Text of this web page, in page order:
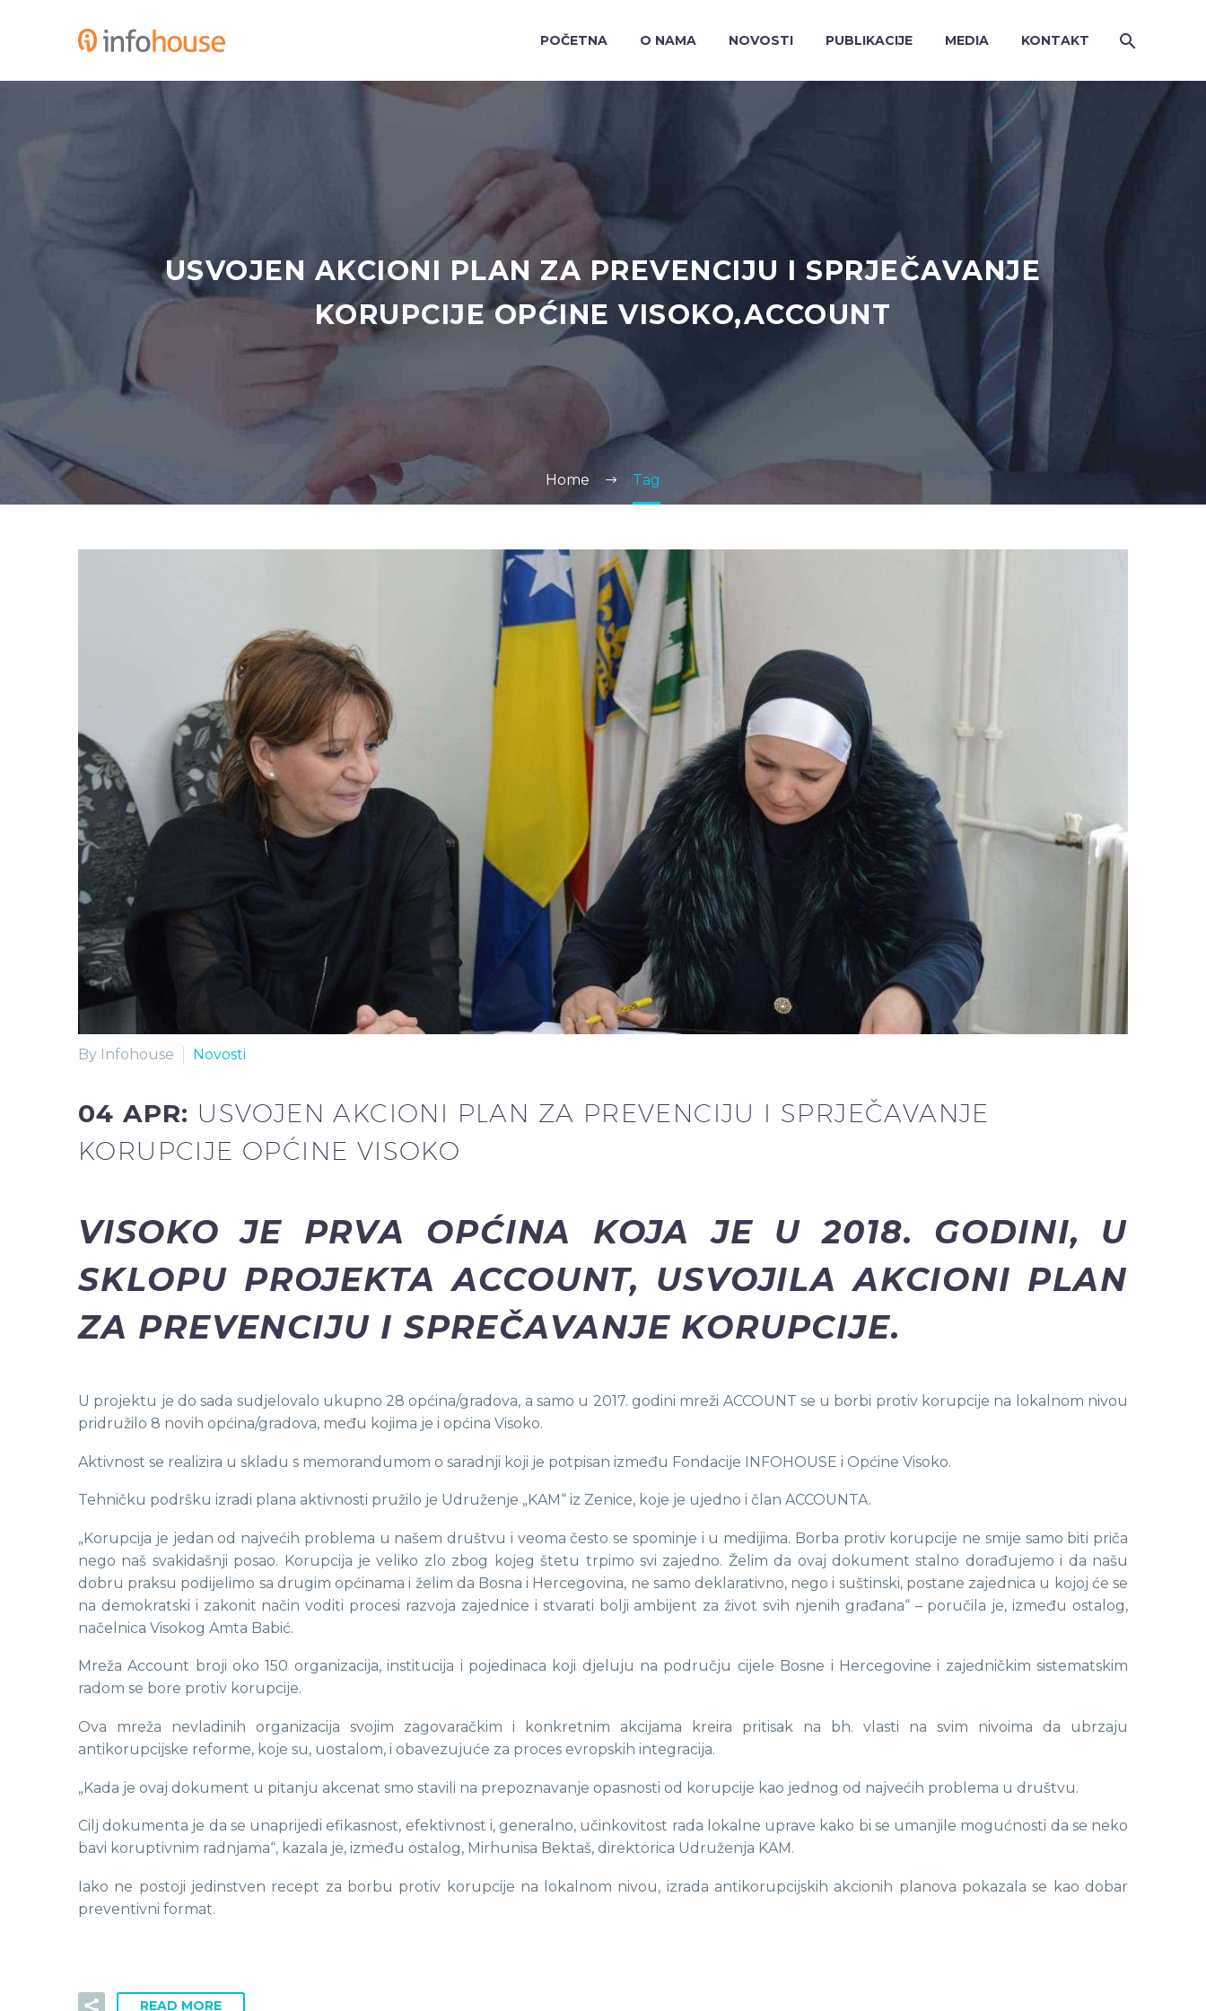
POČETNA O NAMA NOVOSTI PUBLIKACIJE MEDIA KONTAKT
USVOJEN AKCIONI PLAN ZA PREVENCIJU I SPRJEČAVANJE
KORUPCIJE OPĆINE VISOKO,ACCOUNT
Home Tag
By Infohouse Novosti
04 APR: USVOJEN AKCIONI PLAN ZA PREVENCIJU I SPRJEČAVANJE
KORUPCIJE OPĆINE VISOKO
VISOKO JE PRVA OPĆINA KOJA JE U 2018. GODINI, U
SKLOPU PROJEKTA ACCOUNT, USVOJILA AKCIONI PLAN
ZA PREVENCIJU I SPREČAVANJE KORUPCIJE.
U projektu je do sada sudjelovalo ukupno 28 općina/gradova, a samo u 2017. godini mreži ACCOUNT se u borbi protiv korupcije na lokalnom nivou
pridružilo 8 novih općina/gradova, među kojima je i općina Visoko.
Aktivnost se realizira u skladu s memorandumom o saradnji koji je potpisan između Fondacije INFOHOUSE i Općine Visoko.
Tehničku podršku izradi plana aktivnosti pružilo je Udruženje „KAM“ iz Zenice, koje je ujedno i član ACCOUNTA.
„Korupcija je jedan od najvećih problema u našem društvu i veoma često se spominje i u medijima. Borba protiv korupcije ne smije samo biti priča
nego naš svakidašnji posao. Korupcija je veliko zlo zbog kojeg štetu trpimo svi zajedno. Želim da ovaj dokument stalno dorađujemo i da našu
dobru praksu podijelimo sa drugim općinama i želim da Bosna i Hercegovina, ne samo deklarativno, nego i suštinski, postane zajednica u kojoj će se
na demokratski i zakonit način voditi procesi razvoja zajednice i stvarati bolji ambijent za život svih njenih građana“ – poručila je, između ostalog,
načelnica Visokog Amta Babić.
Mreža Account broji oko 150 organizacija, institucija i pojedinaca koji djeluju na području cijele Bosne i Hercegovine i zajedničkim sistematskim
radom se bore protiv korupcije.
Ova mreža nevladinih organizacija svojim zagovaračkim i konkretnim akcijama kreira pritisak na bh. vlasti na svim nivoima da ubrzaju
antikorupcijske reforme, koje su, uostalom, i obavezujuće za proces evropskih integracija.
„Kada je ovaj dokument u pitanju akcenat smo stavili na prepoznavanje opasnosti od korupcije kao jednog od najvećih problema u društvu.
Cilj dokumenta je da se unaprijedi efikasnost, efektivnost i, generalno, učinkovitost rada lokalne uprave kako bi se umanjile mogućnosti da se neko
bavi koruptivnim radnjama“, kazala je, između ostalog, Mirhunisa Bektaš, direktorica Udruženja KAM.
Iako ne postoji jedinstven recept za borbu protiv korupcije na lokalnom nivou, izrada antikorupcijskih akcionih planova pokazala se kao dobar
preventivni format.
READ MORE